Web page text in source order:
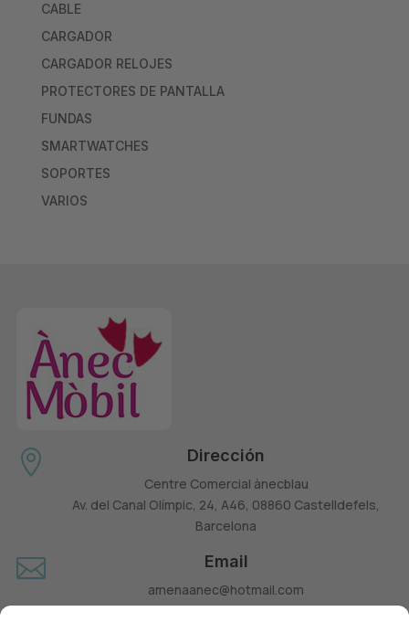
CABLE
CARGADOR
CARGADOR RELOJES
PROTECTORES DE PANTALLA
FUNDAS
SMARTWATCHES
SOPORTES
VARIOS
 Dirección
Centre Comercial ànecblau
Av. del Canal Olímpic, 24, A46, 08860 Castelldefels,
Barcelona
 Email
amenaanec@hotmail.com